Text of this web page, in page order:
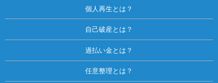
個人再生とは？
自己破産とは？
過払い金とは？
任意整理とは？